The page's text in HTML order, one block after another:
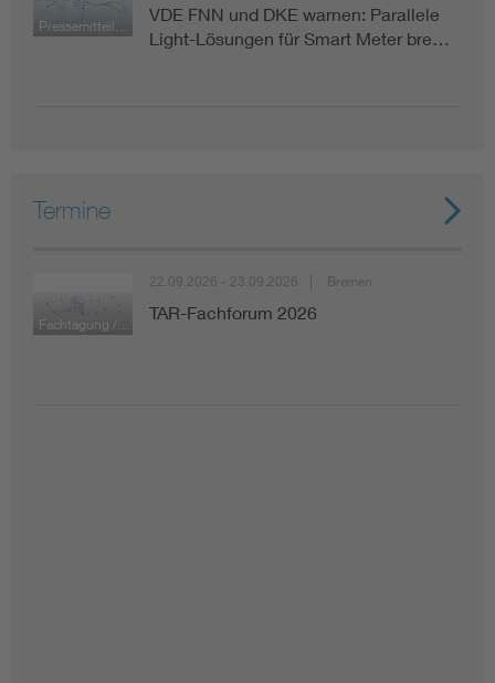
Pressemitteilung
VDE FNN und DKE warnen: Parallele
Light-Lösungen für Smart Meter bre…
Termine
22.09.2026 - 23.09.2026 Bremen
TAR-Fachforum 2026